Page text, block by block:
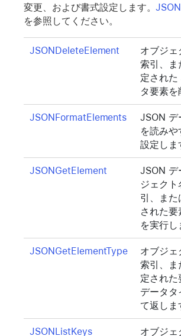
変更、および書式設定します。
を参照してください。
JSONDeleteElement
オブジェ
索引、ま
定され
タ要素を
JSONFormatElements
JSON デ
を読み
設定しま
JSONGetElement
JSON デ
ジェク
引、また
された
を実行し
JSONGetElementType
オブジェ
索引、ま
定された
データタ
て返しま
JSONListKeys オブジェ